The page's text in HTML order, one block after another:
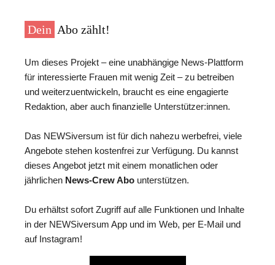
Dein Abo zählt!
Um dieses Projekt – eine unabhängige News-Plattform
für interessierte Frauen mit wenig Zeit – zu betreiben
und weiterzuentwickeln, braucht es eine engagierte
Redaktion, aber auch finanzielle Unterstützer:innen.
Das NEWSiversum ist für dich nahezu werbefrei, viele
Angebote stehen kostenfrei zur Verfügung. Du kannst
dieses Angebot jetzt mit einem monatlichen oder
jährlichen News-Crew Abo unterstützen.
Du erhältst sofort Zugriff auf alle Funktionen und Inhalte
in der NEWSiversum App und im Web, per E-Mail und
auf Instagram!